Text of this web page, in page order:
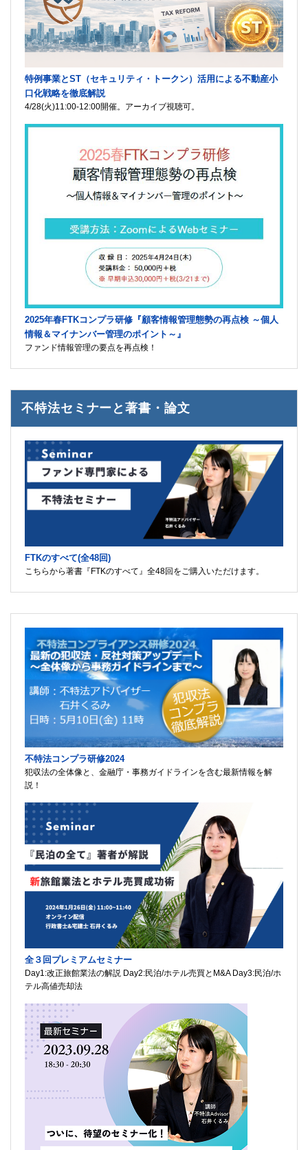
特例事業とST（セキュリティ・トークン）活用による不動産小
口化戦略を徹底解説
4/28(火)11:00-12:00開催。アーカイブ視聴可。
2025年春FTKコンプラ研修『顧客情報管理態勢の再点検 ～個人
情報＆マイナンバー管理のポイント～』
ファンド情報管理の要点を再点検！
不特法セミナーと著書・論文
FTKのすべて(全48回)
こちらから著書『FTKのすべて』全48回をご購入いただけます。
不特法コンプラ研修2024
犯収法の全体像と、金融庁・事務ガイドラインを含む最新情報を解
説！
全３回プレミアムセミナー
Day1:改正旅館業法の解説 Day2:民泊/ホテル売買とM&A Day3:民泊/ホ
テル高値売却法